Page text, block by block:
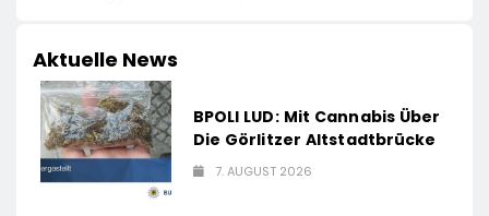
Aktuelle News
BPOLI LUD: Mit Cannabis Über
Die Görlitzer Altstadtbrücke
7. AUGUST 2026